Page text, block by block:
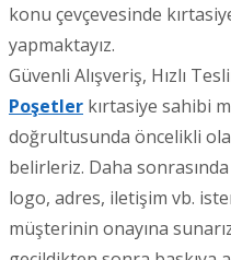
konu çevçevesinde
yapmaktayız.
Güvenli Alışveriş, Hızlı
Poşetler kırtasiye sahibi
doğrultusunda öncelikli
belirleriz. Daha
logo, adres, iletişim vb.
müşterinin onayına